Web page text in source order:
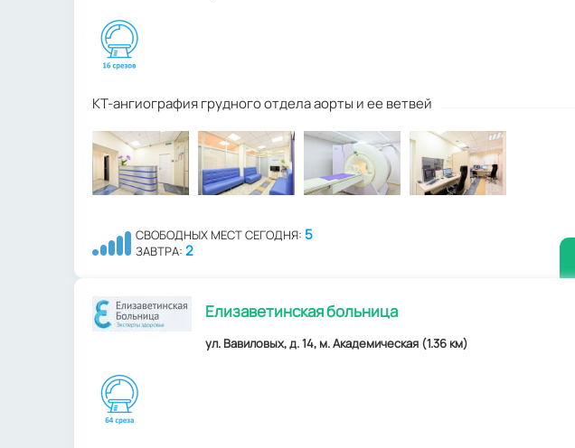
КТ-ангиография грудного отдела аорты и ее ветвей
СВОБОДНЫХ МЕСТ СЕГОДНЯ: 5
ЗАВТРА: 2
Елизаветинская больница
ул. Вавиловых, д. 14, м. Академическая (1.36 км)